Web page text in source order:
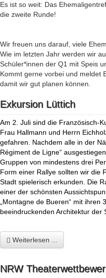
Es ist so weit: Das
die zweite Runde!
Wir freuen uns darauf, viele
Wie im letzten Jahr werden wir
Schüler*innen der Q1 mit Speis
Kommt gerne vorbei und meldet
damit wir gut planen können.
Exkursion Lüttich
Am 2. Juli sind die Französisch-
Frau Hallmann und Herrn
gefahren. Nachdem alle in der
Régiment de Ligne“
Gruppen von mindestens drei
Form einer Rallye sollten wir die
Stadt spielerisch erkunden. Die
einer der schönsten
„Montagne de Bueren“ mit ihren
beeindruckenden Architektur der
Weiterlesen ...
NRW